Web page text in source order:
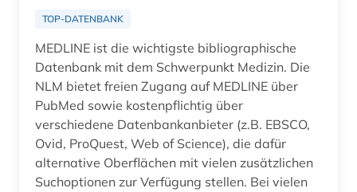
aurelius augustinus (2)
ausbildung (1)
ausländisches recht (1)
TOP-DATENBANK
MEDLINE ist die wichtigste bibliographische
Datenbank mit dem Schwerpunkt Medizin. Die
NLM bietet freien Zugang auf MEDLINE über
PubMed sowie kostenpflichtig über
verschiedene Datenbankanbieter (z.B. EBSCO,
Ovid, ProQuest, Web of Science), die dafür
alternative Oberflächen mit vielen zusätzlichen
Suchoptionen zur Verfügung stellen. Bei vielen